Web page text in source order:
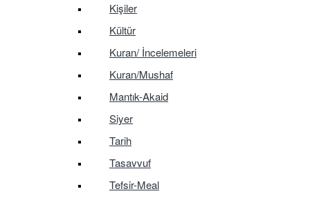
Kişiler
Kültür
Kuran/ İncelemeleri
Kuran/Mushaf
Mantık-Akaid
Siyer
Tarih
Tasavvuf
Tefsir-Meal